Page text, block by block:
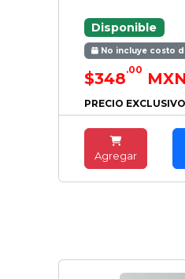
Disponible
No incluye costo
$348.00 MXN
PRECIO
Agregar